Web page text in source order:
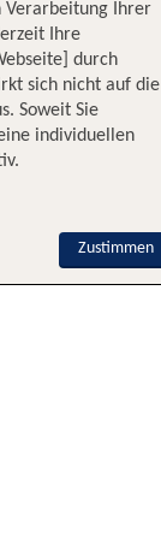
Verarbeitung Ihrer
Ihre
durch
sich nicht auf die
Soweit Sie
individuellen
Zustimmen